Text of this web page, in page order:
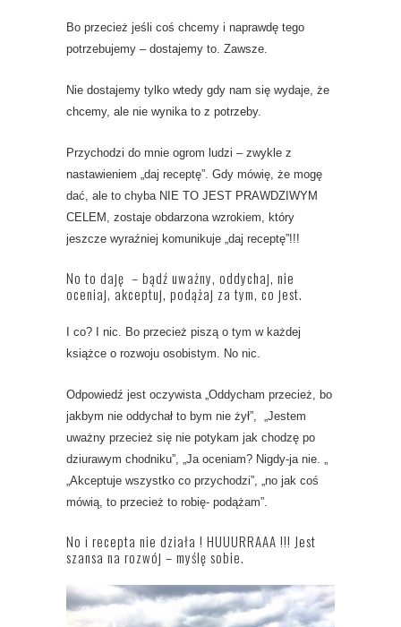
Bo przecież jeśli coś chcemy i naprawdę tego
potrzebujemy – dostajemy to. Zawsze.
Nie dostajemy tylko wtedy gdy nam się wydaje, że
chcemy, ale nie wynika to z potrzeby.
Przychodzi do mnie ogrom ludzi – zwykle z
nastawieniem „daj receptę”. Gdy mówię, że mogę
dać, ale to chyba NIE TO JEST PRAWDZIWYM
CELEM, zostaje obdarzona wzrokiem, który
jeszcze wyraźniej komunikuje „daj receptę”!!!
No to daję – bądź uważny, oddychaj, nie
oceniaj, akceptuj, podążaj za tym, co jest.
I co? I nic. Bo przecież piszą o tym w każdej
książce o rozwoju osobistym. No nic.
Odpowiedź jest oczywista „Oddycham przecież, bo
jakbym nie oddychał to bym nie żył”, „Jestem
uważny przecież się nie potykam jak chodzę po
dziurawym chodniku”, „Ja oceniam? Nigdy-ja nie. „
„Akceptuje wszystko co przychodzi”, „no jak coś
mówią, to przecież to robię- podążam”.
No i recepta nie działa ! HUUURRAAA !!! Jest
szansa na rozwój – myślę sobie.